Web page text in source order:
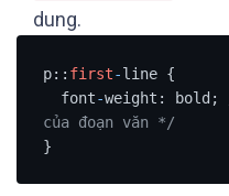
dung.
p:: first-line {
  font
-weight: bold;
của đoạn văn */
}